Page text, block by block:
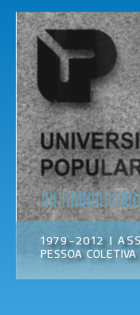
Universidade
Popular do
Porto
Associação
Cultural